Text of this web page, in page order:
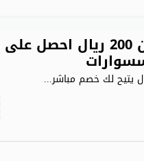
كود خصم شي ان 200
...